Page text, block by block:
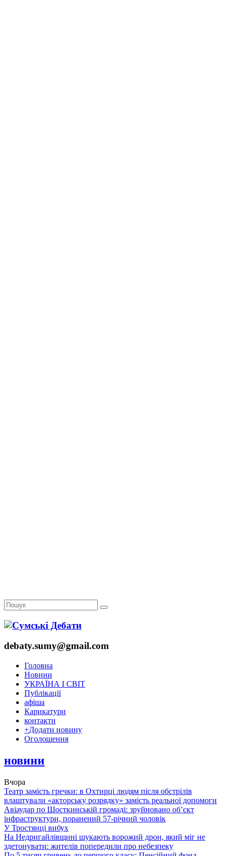
debaty.sumy@gmail.com
Головна
Новини
УКРАЇНА І СВІТ
Публікації
афіша
Карикатури
контакти
+Додати новину
Оголошення
новини
Вчора
Театр замість гречки: в Охтирці людям після обстрілів
влаштували «акторську розрядку» замість реальної допомоги
Авіаудар по Шосткинській громаді: зруйновано об’єкт
інфраструктури, поранений 57-річний чоловік
У Тростянці вибух
На Недригайлівщині шукають ворожий дрон, який міг не
здетонувати: жителів попередили про небезпеку